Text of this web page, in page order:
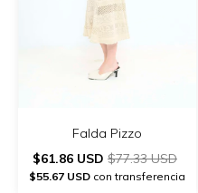
Falda Pizzo
$61.86 USD $77.33 USD
$55.67 USD con transferencia